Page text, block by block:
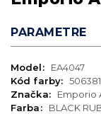
PARAMETRE
Model:
EA4047
Kód farby: 506381
Značka:
Emporio
Farba:
BLACK